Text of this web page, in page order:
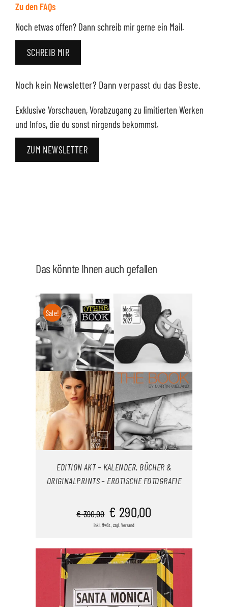
Zu den FAQs
Noch etwas offen? Dann schreib mir gerne ein Mail.
SCHREIB MIR
Noch kein Newsletter? Dann verpasst du das Beste.
Exklusive Vorschauen, Vorabzugang zu limitierten Werken
und Infos, die du sonst nirgends bekommst.
ZUM NEWSLETTER
Das könnte Ihnen auch gefallen
Sale!
EDITION AKT – KALENDER, BÜCHER &
ORIGINALPRINTS – EROTISCHE FOTOGRAFIE
€390,00
Ursprünglicher
Preis
€ 290,00
inkl. MwSt., zzgl. Versand